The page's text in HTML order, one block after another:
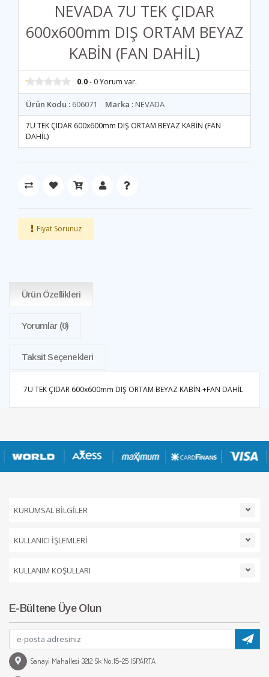
NEVADA 7U TEK ÇIDAR
600x600mm DIŞ ORTAM BEYAZ
KABİN (FAN DAHİL)
0.0- 0 Yorum var.
Ürün Kodu : 606071 Marka :NEVADA
7U TEK ÇIDAR 600x600mm DIŞ ORTAM BEYAZ KABİN (FAN
DAHİL)
Fiyat Sorunuz
Ürün Özellikleri
Yorumlar (0)
Taksit Seçenekleri
7U TEK ÇIDAR 600x600mm DIŞ ORTAM BEYAZ KABİN +FAN DAHİL
KURUMSAL BİLGİLER
KULLANICI İŞLEMLERİ
KULLANIM KOŞULLARI
E-Bültene Üye Olun
Sanayi Mahallesi 3212 Sk No:15-25 ISPARTA